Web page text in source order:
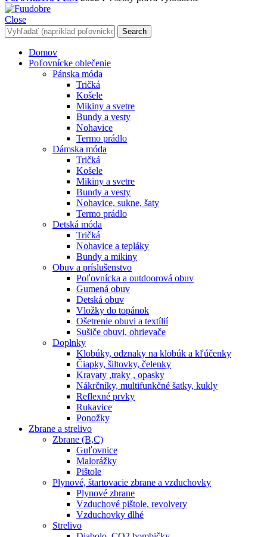
Close
Search
Domov
Poľovnícke oblečenie
Pánska móda
Tričká
Košele
Mikiny a svetre
Bundy a vesty
Nohavice
Termo prádlo
Dámska móda
Tričká
Košele
Mikiny a svetre
Bundy a vesty
Nohavice, sukne, šaty
Termo prádlo
Detská móda
Tričká
Nohavice a tepláky
Bundy a mikiny
Obuv a príslušenstvo
Poľovnícka a outdoorová obuv
Gumená obuv
Detská obuv
Vložky do topánok
Ošetrenie obuvi a textílií
Sušiče obuvi, ohrievače
Doplnky
Klobúky, odznaky na klobúk a kľúčenky
Čiapky, šiltovky, čelenky
Kravaty ,traky , opasky
Nákrčníky, multifunkčné šatky, kukly
Reflexné prvky
Rukavice
Ponožky
Zbrane a strelivo
Zbrane (B,C)
Guľovnice
Malorážky
Pištole
Plynové, štartovacie zbrane a vzduchovky
Plynové zbrane
Vzduchové pištole, revolvery
Vzduchovky dlhé
Strelivo